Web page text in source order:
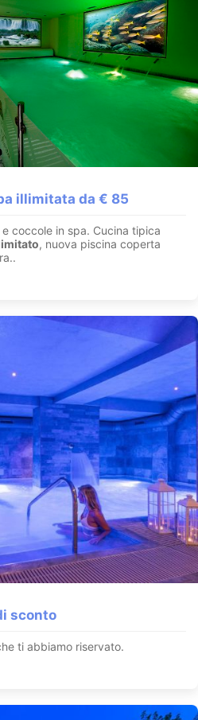
illimitata da € 85
coccole in spa. Cucina tipica
, nuova piscina coperta
sconto
ti abbiamo riservato.